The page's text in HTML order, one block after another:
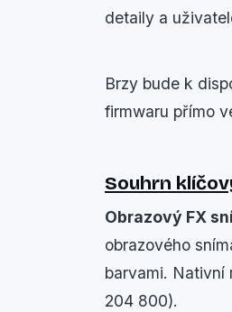
detaily a
Brzy bude k
firmwaru přímo
Souhrn
Obrazový FX
obrazového
barvami. Nativní
204 800).